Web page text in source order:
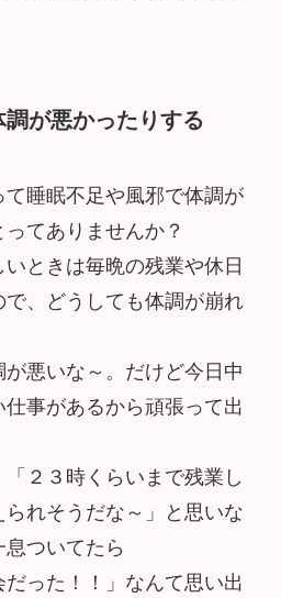
が悪かったりする
て睡眠不足や風邪で体調が
てありませんか？
ときは毎晩の残業や休日
、どうしても体調が崩れ
が悪いな～。だけど今日中
事があるから頑張って出
２３時くらいまで残業し
れそうだな～」と思いな
ついてたら
だった！！」なんて思い出